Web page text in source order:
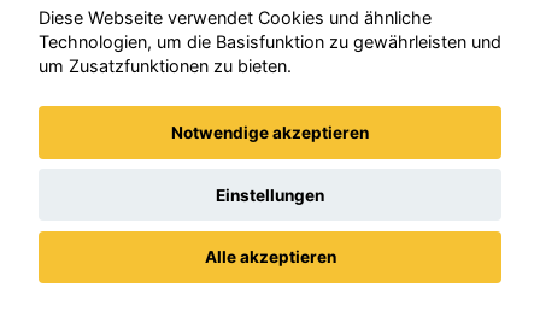
Diese Webseite verwendet Cookies und ähnliche
Technologien, um die Basisfunktion zu gewährleisten und
um Zusatzfunktionen zu bieten.
Notwendige akzeptieren
Einstellungen
Alle akzeptieren